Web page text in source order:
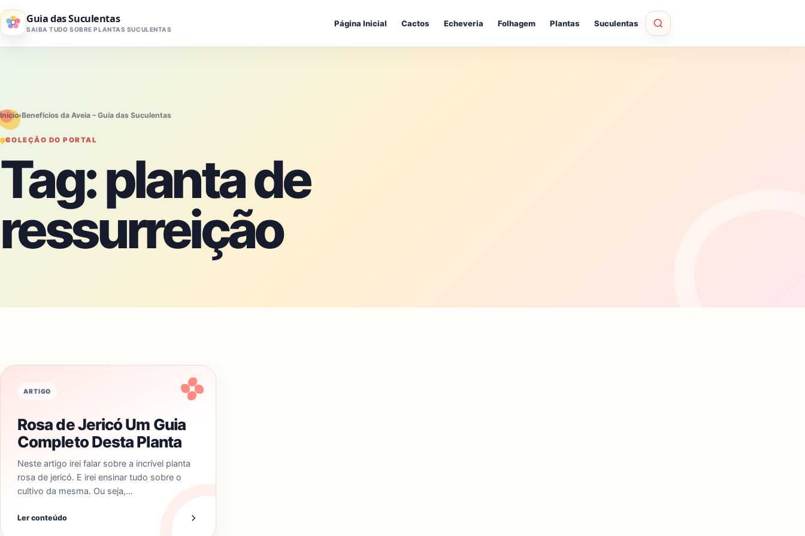
Pular para o conteúdo
Guia das Suculentas
SAIBA TUDO SOBRE PLANTAS SUCULENTAS
Página Inicial Cactos Echeveria Folhagem Plantas Suculentas
Início›Benefícios da Aveia – Guia das Suculentas
COLEÇÃO DO PORTAL
Tag:planta de
ressurreição
ARTIGO
Rosa de Jericó Um Guia
Completo Desta Planta
Neste artigo irei falar sobre a incrível planta
rosa de jericó. E irei ensinar tudo sobre o
cultivo da mesma. Ou seja,…
Ler conteúdo